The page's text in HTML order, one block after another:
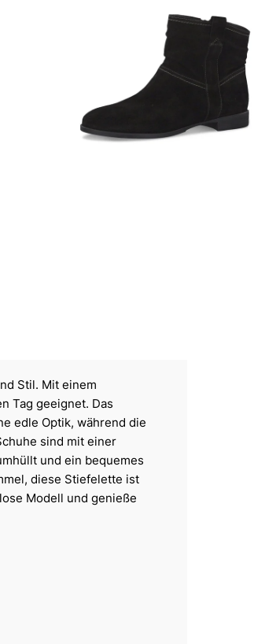
Stil. Mit einem
Tag geeignet. Das
edle Optik, während die
sind mit einer
und ein bequemes
diese Stiefelette ist
Modell und genieße